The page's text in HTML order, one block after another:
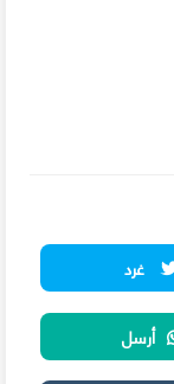
غرد
أرسل